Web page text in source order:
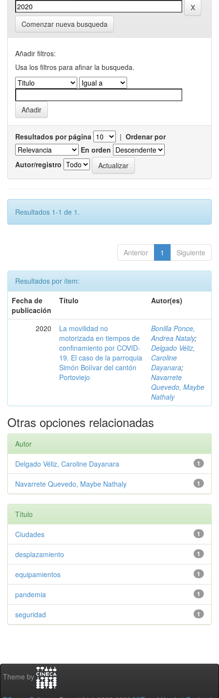
Comenzar nueva busqueda
Añadir filtros:
Usa los filtros para afinar la busqueda.
Resultados por página | Ordenar por
En orden
Autor/registro
Resultados 1-1 de 1.
Anterior 1 Siguiente
Resultados por ítem:
Fecha de
publicación
Título Autor(es)
2020
La movilidad no
motorizada en tiempos de
confinamiento por COVID-
19. El caso de la parroquia
Simón Bolívar del cantón
Portoviejo
Bonilla Ponce,
Andrea Nataly;
Delgado Véliz,
Caroline
Dayanara;
Navarrete
Quevedo, Maybe
Nathaly
Otras opciones relacionadas
Autor
1
Delgado Véliz, Caroline Dayanara
1
Navarrete Quevedo, Maybe Nathaly
Título
1
Ciudades
1
desplazamiento
1
equipamientos
1
pandemia
1
seguridad
Theme by